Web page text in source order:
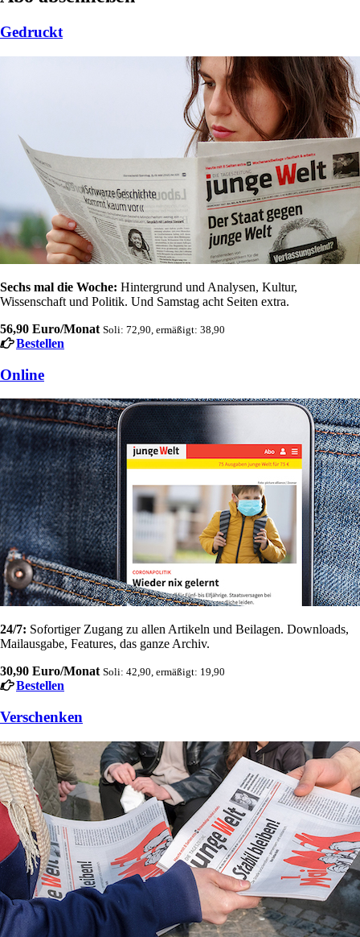
Gedruckt
Sechs mal die Woche: Hintergrund und Analysen, Kultur,
Wissenschaft und Politik. Und Samstag acht Seiten extra.
56,90 Euro/Monat Soli: 72,90, ermäßigt: 38,90
Bestellen
Online
24/7: Sofortiger Zugang zu allen Artikeln und Beilagen. Downloads,
Mailausgabe, Features, das ganze Archiv.
30,90 Euro/Monat Soli: 42,90, ermäßigt: 19,90
Bestellen
Verschenken